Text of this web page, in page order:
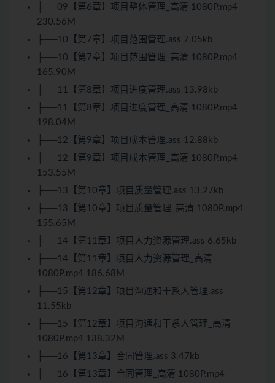
├──09【第6章】项目整体管理_高清 1080P.mp4
230.56M
├──10【第7章】项目范围管理.ass 7.05kb
├──10【第7章】项目范围管理_高清 1080P.mp4
165.90M
├──11【第8章】项目进度管理.ass 13.98kb
├──11【第8章】项目进度管理_高清 1080P.mp4
198.04M
├──12【第9章】项目成本管理.ass 12.88kb
├──12【第9章】项目成本管理_高清 1080P.mp4
153.55M
├──13【第10章】项目质量管理.ass 13.27kb
├──13【第10章】项目质量管理_高清 1080P.mp4
155.65M
├──14【第11章】项目人力资源管理.ass 6.65kb
├──14【第11章】项目人力资源管理_高清
1080P.mp4 186.68M
├──15【第12章】项目沟通和干系人管理.ass
11.55kb
├──15【第12章】项目沟通和干系人管理_高清
1080P.mp4 138.32M
├──16【第13章】合同管理.ass 3.47kb
├──16【第13章】合同管理_高清 1080P.mp4